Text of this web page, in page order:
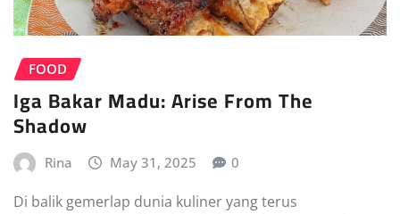
FOOD
Iga Bakar Madu: Arise From The
Shadow
Rina May 31, 2025 0
Di balik gemerlap dunia kuliner yang terus